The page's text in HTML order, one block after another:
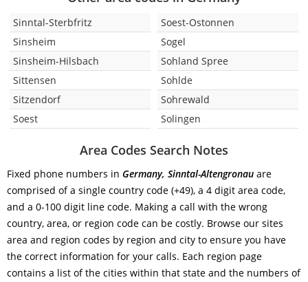
Sinntal-Sterbfritz
Sinsheim
Sinsheim-Hilsbach
Sittensen
Sitzendorf
Soest
Soest-Ostonnen
Sogel
Sohland Spree
Sohlde
Sohrewald
Solingen
Area Codes Search Notes
Fixed phone numbers in Germany, Sinntal-Altengronau are
comprised of a single country code (+49), a 4 digit area code,
and a 0-100 digit line code. Making a call with the wrong
country, area, or region code can be costly. Browse our sites
area and region codes by region and city to ensure you have
the correct information for your calls. Each region page
contains a list of the cities within that state and the numbers of